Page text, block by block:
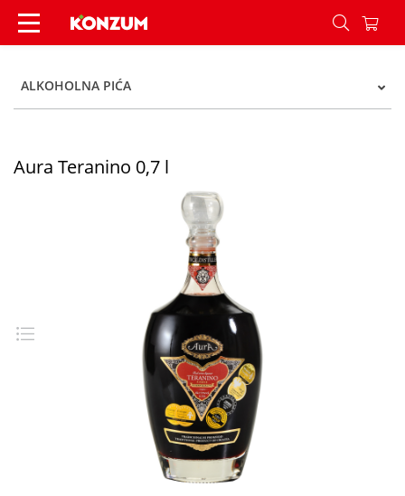
Aura Teranino 0,7 l - Konzum
ALKOHOLNA PIĆA
Aura Teranino 0,7 l